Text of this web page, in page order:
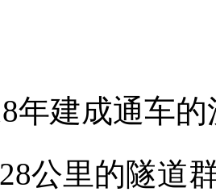
建成通车的
公里的隧道